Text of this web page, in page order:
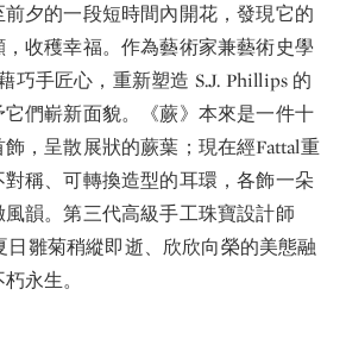
夕的一段短時間內開花，發現它的
收穫幸福。作為藝術家兼藝術史學
巧手匠心，重新塑造 S.J. Phillips 的
們嶄新面貌。《蕨》本來是一件十
，呈散展狀的蕨葉；現在經Fattal重
稱、可轉換造型的耳環，各飾一朵
韻。第三代高級手工珠寶設計師
日雛菊稍縱即逝、欣欣向榮的美態融
永生。